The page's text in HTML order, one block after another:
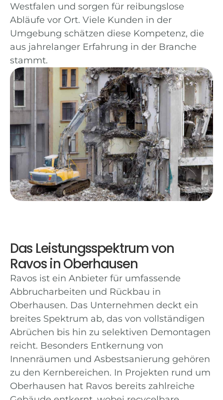
Westfalen und sorgen für reibungslose
Abläufe vor Ort. Viele Kunden in der
Umgebung schätzen diese Kompetenz, die
aus jahrelanger Erfahrung in der Branche
stammt.
Das Leistungsspektrum von
Ravos in Oberhausen
Ravos ist ein Anbieter für umfassende
Abbrucharbeiten und Rückbau in
Oberhausen. Das Unternehmen deckt ein
breites Spektrum ab, das von vollständigen
Abrüchen bis hin zu selektiven Demontagen
reicht. Besonders Entkernung von
Innenräumen und Asbestsanierung gehören
zu den Kernbereichen. In Projekten rund um
Oberhausen hat Ravos bereits zahlreiche